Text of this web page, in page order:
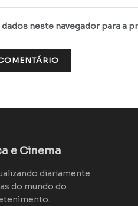
dados neste navegador para a
e Cinema
diariamente
do mundo do